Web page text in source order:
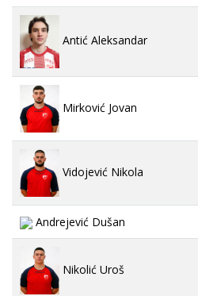
Antić Aleksandar
Mirković Jovan
Vidojević Nikola
Andrejević Dušan
Nikolić Uroš